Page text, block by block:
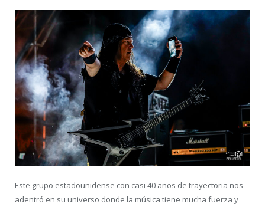
Este grupo estadounidense con casi 40 años de trayectoria nos
adentró en su universo donde la música tiene mucha fuerza y